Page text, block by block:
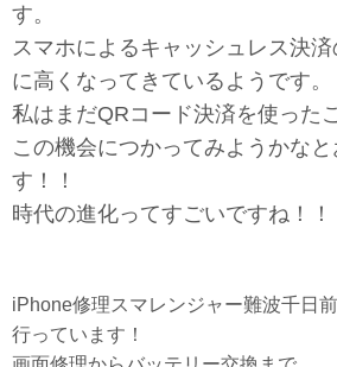
す。
スマホによるキャッシュレス決
に高くなってきているようです。
私はまだQRコード決済を使った
この機会につかってみようかなと
す！！
時代の進化ってすごいですね！！
iPhone修理スマレンジャー難波千日
行っています！